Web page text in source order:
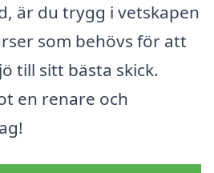
är du trygg i vetskapen
som behövs för att
till sitt bästa skick.
en renare och